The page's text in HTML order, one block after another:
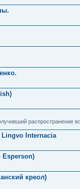
распространение
Internacia
креол)